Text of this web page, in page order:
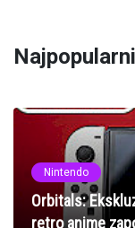
Nintendo
Orbitals:
retro anime